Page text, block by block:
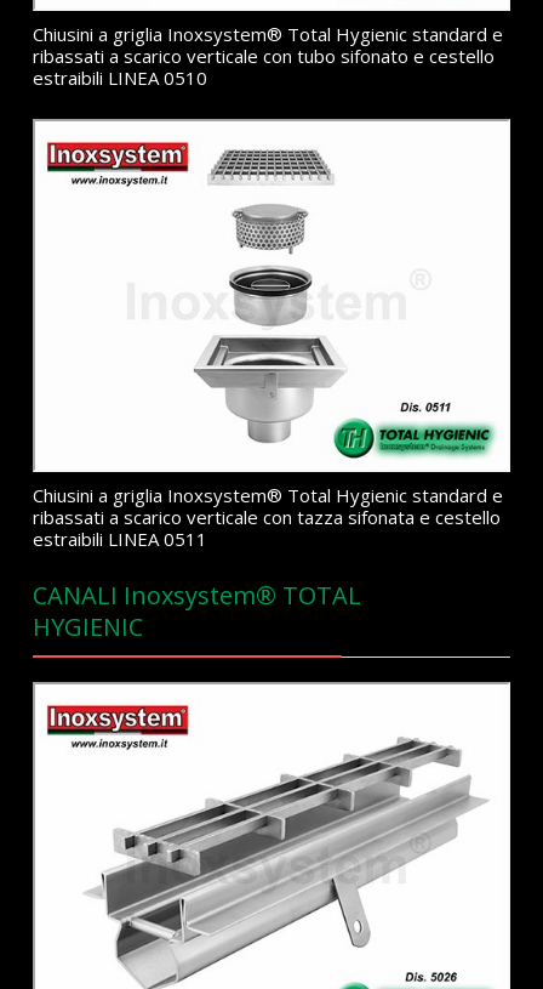
Chiusini a griglia Inoxsystem® Total Hygienic standard e
ribassati a scarico verticale con tubo sifonato e cestello
estraibili LINEA 0510
Chiusini a griglia Inoxsystem® Total Hygienic standard e
ribassati a scarico verticale con tazza sifonata e cestello
estraibili LINEA 0511
CANALI Inoxsystem® TOTAL
HYGIENIC